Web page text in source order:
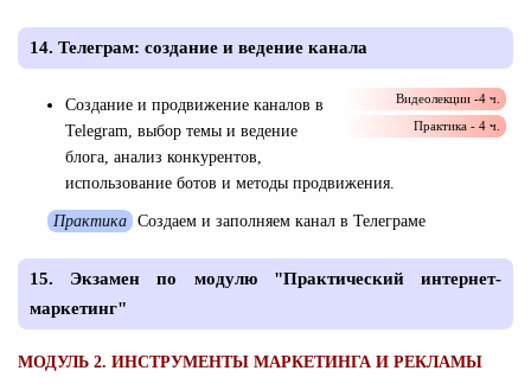
14. Телеграм: создание и ведение канала
Видеолекции -4 ч.
Практика - 4 ч.
Создание и продвижение каналов в
Telegram, выбор темы и ведение
блога, анализ конкурентов,
использование ботов и методы продвижения.
Практика Создаем и заполняем канал в Телеграме
15. Экзамен по модулю "Практический интернет-
маркетинг"
МОДУЛЬ 2. ИНСТРУМЕНТЫ МАРКЕТИНГА И РЕКЛАМЫ